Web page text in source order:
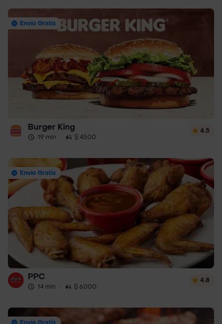
Envío Gratis
Burger King
19 min · $ 4500
4.5
Envío Gratis
PPC
14 min · $ 6000
4.8